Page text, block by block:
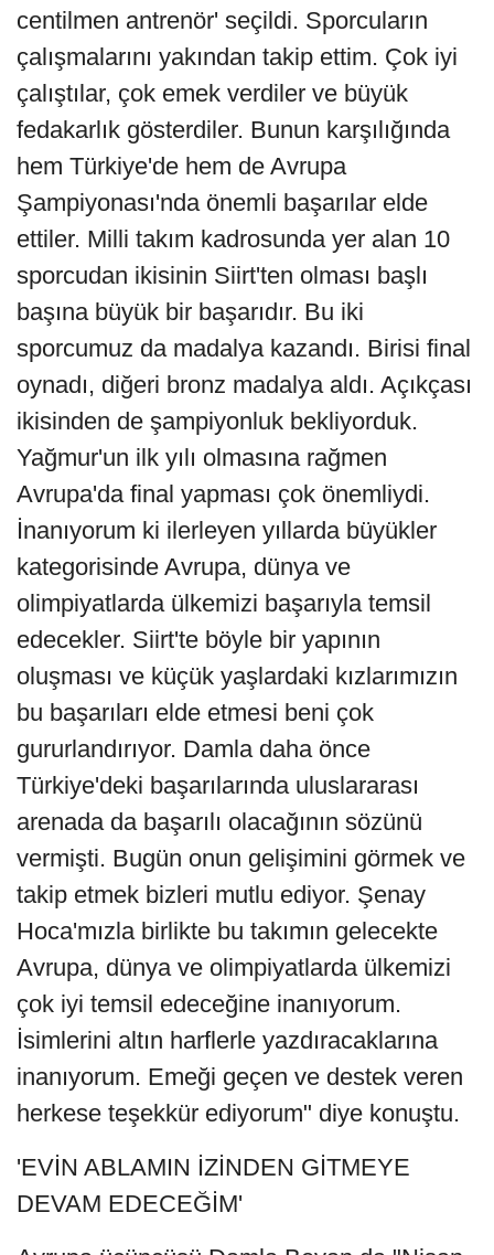
centilmen antrenör' seçildi. Sporcuların
çalışmalarını yakından takip ettim. Çok iyi
çalıştılar, çok emek verdiler ve büyük
fedakarlık gösterdiler. Bunun karşılığında
hem Türkiye'de hem de Avrupa
Şampiyonası'nda önemli başarılar elde
ettiler. Milli takım kadrosunda yer alan 10
sporcudan ikisinin Siirt'ten olması başlı
başına büyük bir başarıdır. Bu iki
sporcumuz da madalya kazandı. Birisi final
oynadı, diğeri bronz madalya aldı. Açıkçası
ikisinden de şampiyonluk bekliyorduk.
Yağmur'un ilk yılı olmasına rağmen
Avrupa'da final yapması çok önemliydi.
İnanıyorum ki ilerleyen yıllarda büyükler
kategorisinde Avrupa, dünya ve
olimpiyatlarda ülkemizi başarıyla temsil
edecekler. Siirt'te böyle bir yapının
oluşması ve küçük yaşlardaki kızlarımızın
bu başarıları elde etmesi beni çok
gururlandırıyor. Damla daha önce
Türkiye'deki başarılarında uluslararası
arenada da başarılı olacağının sözünü
vermişti. Bugün onun gelişimini görmek ve
takip etmek bizleri mutlu ediyor. Şenay
Hoca'mızla birlikte bu takımın gelecekte
Avrupa, dünya ve olimpiyatlarda ülkemizi
çok iyi temsil edeceğine inanıyorum.
İsimlerini altın harflerle yazdıracaklarına
inanıyorum. Emeği geçen ve destek veren
herkese teşekkür ediyorum" diye konuştu.
'EVİN ABLAMIN İZİNDEN GİTMEYE
DEVAM EDECEĞİM'